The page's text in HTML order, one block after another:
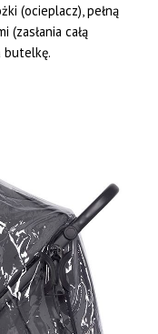
(ocieplacz), pełną
całą
butelkę.